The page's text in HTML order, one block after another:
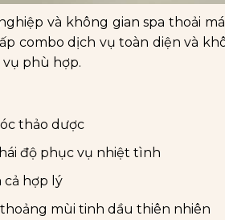
và không gian spa thoải
combo dịch vụ toàn diện và
phù hợp.
thảo dược
độ phục vụ nhiệt tình
cả hợp lý
mùi tinh dầu thiên nhiên